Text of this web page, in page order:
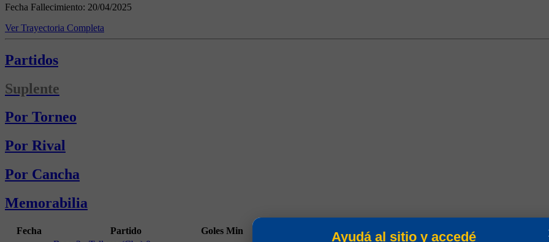
Fecha Fallecimiento: 20/04/2025
Ver Trayectoria Completa
Partidos
Suplente
Por Torneo
Por Rival
Por Cancha
Memorabilia
Fecha Partido Goles Min
Ayudá al sitio y accedé